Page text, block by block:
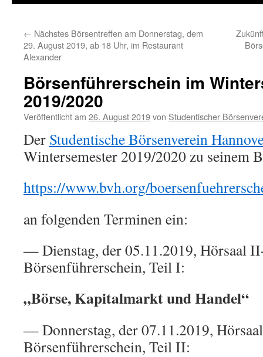
← Nächstes Börsentreffen am Donnerstag, dem
29. August 2019, ab 18 Uhr, im Restaurant
Alexander
Börsenführerschein im
2019/2020
Veröffentlicht am 26. August 2019von Studentischer
Der Studentische Börsenverein
Wintersemester 2019/2020 zu seinem
https://www.bvh.org/
an folgenden Terminen ein:
— Dienstag, der 05.11.2019, Hörsaal
Börsenführerschein, Teil I:
„Börse, Kapitalmarkt und Handel“
— Donnerstag, der 07.11.2019,
Börsenführerschein, Teil II: